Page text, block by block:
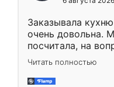
мебели буду
Заказывала
очень довольна.
посчитала, на
Замерщик
делу со всей
за день, ребята
Читать полностью